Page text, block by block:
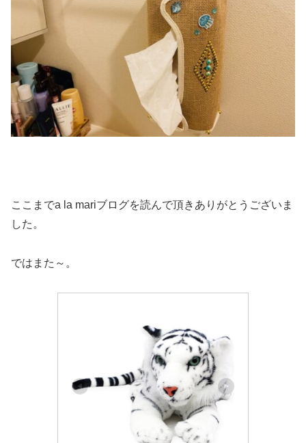
ここまでa la mariブログを読んで頂きありがとうございま
した。
ではまた～。